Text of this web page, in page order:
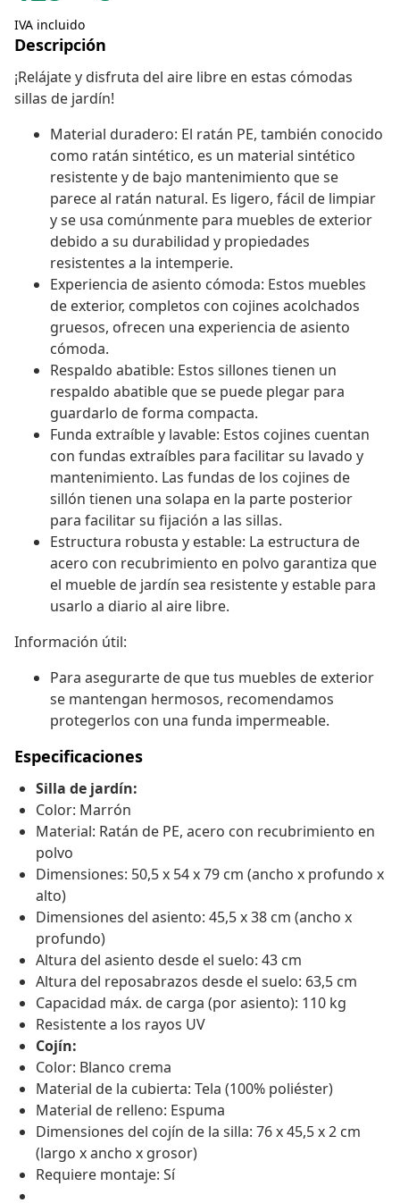
IVA incluido
Descripción
¡Relájate y disfruta del aire libre en estas cómodas
sillas de jardín!
Material duradero: El ratán PE, también conocido
como ratán sintético, es un material sintético
resistente y de bajo mantenimiento que se
parece al ratán natural. Es ligero, fácil de limpiar
y se usa comúnmente para muebles de exterior
debido a su durabilidad y propiedades
resistentes a la intemperie.
Experiencia de asiento cómoda: Estos muebles
de exterior, completos con cojines acolchados
gruesos, ofrecen una experiencia de asiento
cómoda.
Respaldo abatible: Estos sillones tienen un
respaldo abatible que se puede plegar para
guardarlo de forma compacta.
Funda extraíble y lavable: Estos cojines cuentan
con fundas extraíbles para facilitar su lavado y
mantenimiento. Las fundas de los cojines de
sillón tienen una solapa en la parte posterior
para facilitar su fijación a las sillas.
Estructura robusta y estable: La estructura de
acero con recubrimiento en polvo garantiza que
el mueble de jardín sea resistente y estable para
usarlo a diario al aire libre.
Información útil:
Para asegurarte de que tus muebles de exterior
se mantengan hermosos, recomendamos
protegerlos con una funda impermeable.
Especificaciones
Silla de jardín:
Color: Marrón
Material: Ratán de PE, acero con recubrimiento en
polvo
Dimensiones: 50,5 x 54 x 79 cm (ancho x profundo x
alto)
Dimensiones del asiento: 45,5 x 38 cm (ancho x
profundo)
Altura del asiento desde el suelo: 43 cm
Altura del reposabrazos desde el suelo: 63,5 cm
Capacidad máx. de carga (por asiento): 110 kg
Resistente a los rayos UV
Cojín:
Color: Blanco crema
Material de la cubierta: Tela (100% poliéster)
Material de relleno: Espuma
Dimensiones del cojín de la silla: 76 x 45,5 x 2 cm
(largo x ancho x grosor)
Requiere montaje: Sí